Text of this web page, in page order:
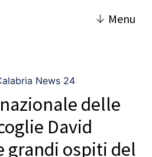
↓ Menu
News 24
delle
David
grandi ospiti del